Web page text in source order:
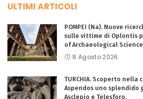
ULTIMI ARTICOLI
POMPEI (Na). Nuove
sulle vittime di Oplontis
of Archaeological
8 Agosto 2026
TURCHIA. Scoperto nella
Aspendos uno splendido
Asclepio e Telesforo.